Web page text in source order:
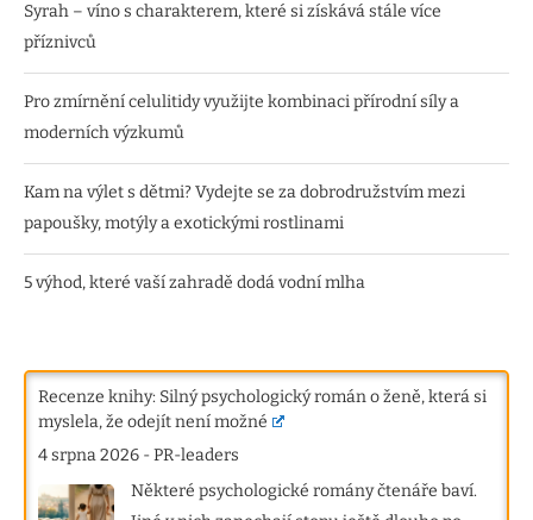
Syrah – víno s charakterem, které si získává stále více
příznivců
Pro zmírnění celulitidy využijte kombinaci přírodní síly a
moderních výzkumů
Kam na výlet s dětmi? Vydejte se za dobrodružstvím mezi
papoušky, motýly a exotickými rostlinami
5 výhod, které vaší zahradě dodá vodní mlha
Recenze knihy: Silný psychologický román o ženě, která si
myslela, že odejít není možné
4 srpna 2026 -PR-leaders
Některé psychologické romány čtenáře baví.